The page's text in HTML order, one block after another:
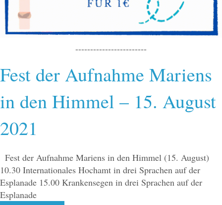
------------------------
Fest der Aufnahme Mariens
in den Himmel – 15. August
2021
Fest der Aufnahme Mariens in den Himmel (15. August)
10.30 Internationales Hochamt in drei Sprachen auf der
Esplanade 15.00 Krankensegen in drei Sprachen auf der
Esplanade